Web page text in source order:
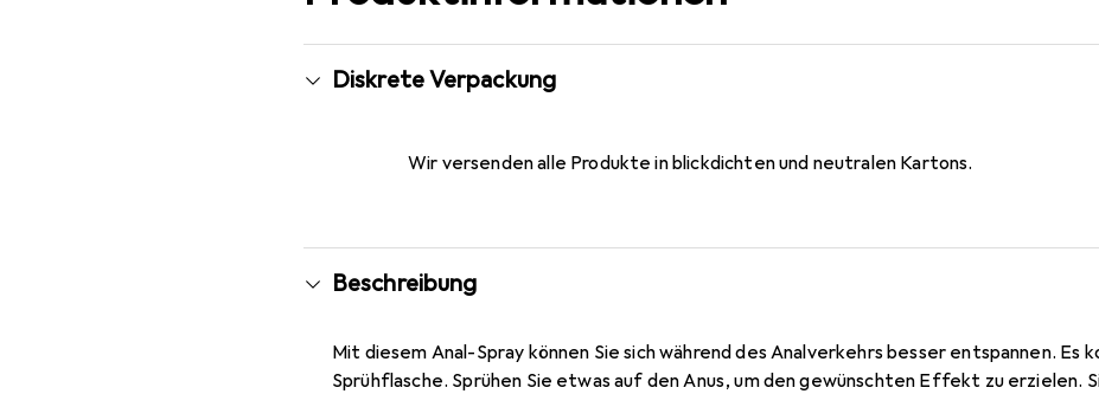
Diskrete Verpackung
Wir versenden alle Produkte in blickdichten und neutralen Kartons.
Beschreibung
Mit diesem Anal-Spray können Sie sich während des Analverkehrs besser entspannen. Es
Sprühflasche. Sprühen Sie etwas auf den Anus, um den gewünschten Effekt zu erzielen.